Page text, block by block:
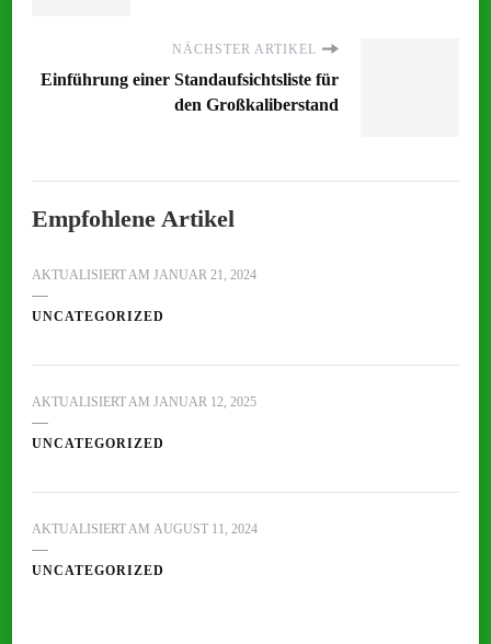
NÄCHSTER ARTIKEL
Einführung einer Standaufsichtsliste für
den Großkaliberstand
Empfohlene Artikel
AKTUALISIERT AM JANUAR 21, 2024
UNCATEGORIZED
AKTUALISIERT AM JANUAR 12, 2025
UNCATEGORIZED
AKTUALISIERT AM AUGUST 11, 2024
UNCATEGORIZED